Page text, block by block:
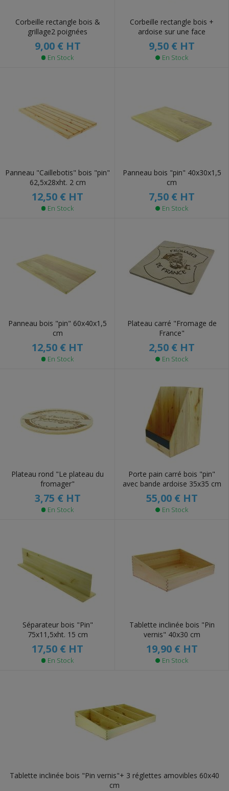
Corbeille rectangle bois &
grillage2 poignées
9,00 € HT
En Stock
Corbeille rectangle bois +
ardoise sur une face
9,50 € HT
En Stock
Panneau "Caillebotis" bois "pin"
62,5x28xht. 2 cm
12,50 € HT
En Stock
Panneau bois "pin" 40x30x1,5
cm
7,50 € HT
En Stock
Panneau bois "pin" 60x40x1,5
cm
12,50 € HT
En Stock
Plateau carré "Fromage de
France"
2,50 € HT
En Stock
Plateau rond "Le plateau du
fromager"
3,75 € HT
En Stock
Porte pain carré bois "pin"
avec bande ardoise 35x35 cm
55,00 € HT
En Stock
Séparateur bois "Pin"
75x11,5xht. 15 cm
17,50 € HT
En Stock
Tablette inclinée bois "Pin
vernis" 40x30 cm
19,90 € HT
En Stock
Tablette inclinée bois "Pin vernis"+ 3 réglettes amovibles 60x40
cm